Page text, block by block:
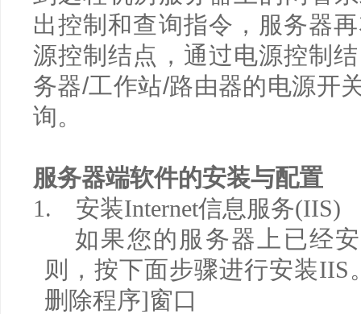
出控制和查询指令，服务器
源控制结点，通过电源控制
务器/工作站/路由器的电源开
询。
服务器端软件的安装与配置
1. 安装Internet信息服务(IIS)
如果您的服务器上已经
则，按下面步骤进行安装IIS
删除程序]窗口